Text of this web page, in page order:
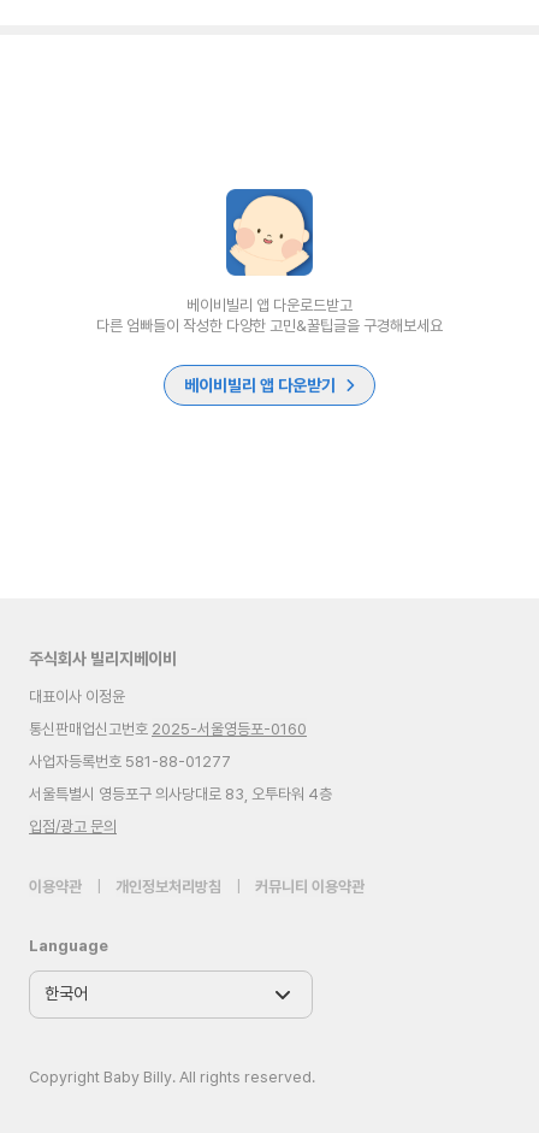
베이비빌리 앱 다운로드받고
다른 엄빠들이 작성한 다양한 고민&꿀팁글을 구경해보세요
베이비빌리 앱 다운받기
주식회사 빌리지베이비
대표이사 이정윤
통신판매업신고번호 2025-서울영등포-0160
사업자등록번호 581-88-01277
서울특별시 영등포구 의사당대로 83, 오투타워 4층
입점/광고 문의
이용약관 개인정보처리방침 커뮤니티 이용약관
Language
Copyright Baby Billy. All rights reserved.